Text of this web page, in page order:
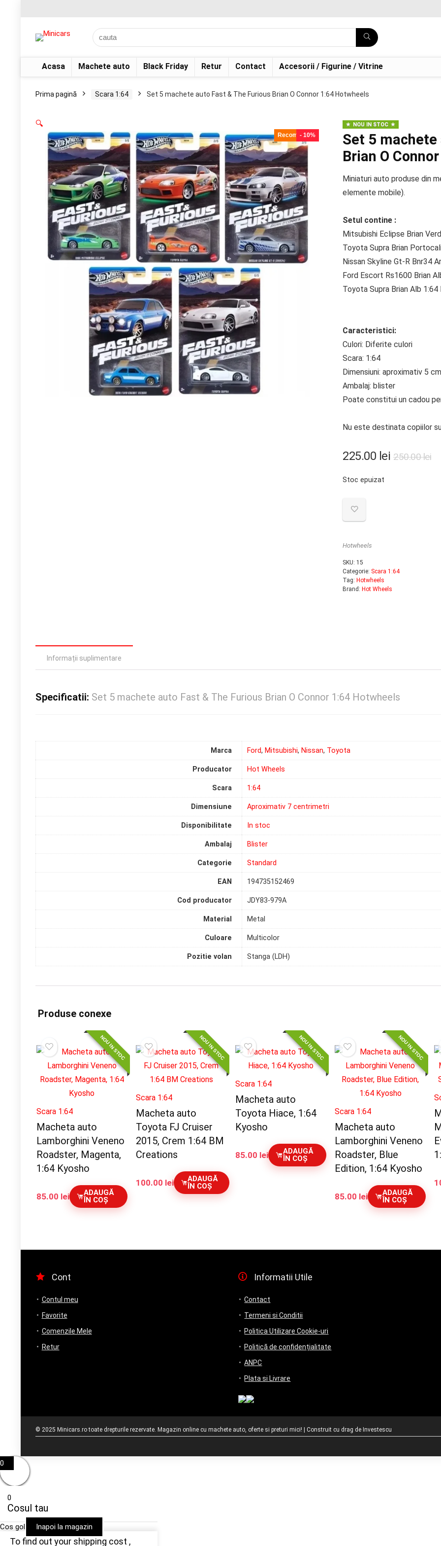
Acasa Machete auto Black Friday Retur Contact Accesorii / Figurine / Vitrine
Prima pagină Scara 1:64 Set 5 machete auto Fast & The Furious Brian O Connor 1:64 Hotwheels
Recomandat!
- 10%
🔍 NOU IN STOC
Set 5 machete
Brian O
Miniaturi auto produse din
elemente mobile).
Setul contine :
Mitsubishi Eclipse Brian
Toyota Supra Brian
Nissan Skyline Gt-R Bnr34
Ford Escort Rs1600 Brian
Toyota Supra Brian Alb
Caracteristici:
Culori: Diferite culori
Scara: 1:64
Dimensiuni: aproximativ 5 cm
Ambalaj: blister
Poate constitui un cadou
Nu este destinata copiilor
250.00lei
225.00 lei
Stoc epuizat
Hotwheels
SKU: 15
Categorie: Scara 1:64
Tag: Hotwheels
Brand: Hot Wheels
Informații suplimentare
Specificatii: Set 5 machete auto Fast & The Furious Brian O Connor 1:64 Hotwheels
Marca Ford, Mitsubishi, Nissan, Toyota
Producator Hot Wheels
Scara 1:64
Dimensiune Aproximativ 7 centrimetri
Disponibilitate In stoc
Ambalaj Blister
Categorie Standard
EAN 194735152469
Cod producator JDY83-979A
Material Metal
Culoare Multicolor
Pozitie volan Stanga (LDH)
Produse conexe
NOU IN STOC
Scara 1:64
Macheta auto
Lamborghini Veneno
Roadster, Magenta,
1:64 Kyosho
85.00 lei
ADAUGĂ
ÎN COȘ
NOU IN STOC
Scara 1:64
Macheta auto
Toyota FJ Cruiser
2015, Crem 1:64 BM
Creations
100.00 lei
ADAUGĂ
ÎN COȘ
NOU IN STOC
Scara 1:64
Macheta auto
Toyota Hiace, 1:64
Kyosho
85.00 lei
ADAUGĂ
ÎN COȘ
NOU IN STOC
Scara 1:64
Macheta auto
Lamborghini Veneno
Roadster, Blue
Edition, 1:64 Kyosho
85.00 lei
ADAUGĂ
ÎN COȘ
Cont
Contul meu
Favorite
Comenzile Mele
Retur
Informatii Utile
Contact
Termeni si Conditii
Politica Utilizare Cookie-uri
Politică de confidențialitate
ANPC
Plata si Livrare
© 2025 Minicars.ro toate drepturile rezervate. Magazin online cu machete auto, oferte si preturi mici! | Construit cu drag de Investescu
0
0
Cosul tau
Cos gol Inapoi la magazin
To find out your shipping cost ,